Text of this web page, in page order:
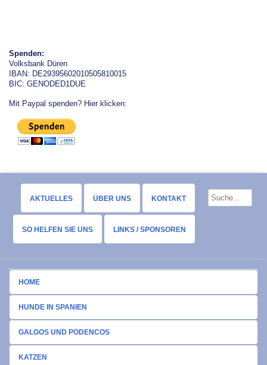
Spenden:
Volksbank Düren
IBAN: DE29395602010505810015
BIC: GENODED1DUE
Mit Paypal spenden? Hier klicken:
AKTUELLES ÜBER UNS KONTAKT
SO HELFEN SIE UNS LINKS / SPONSOREN
HOME
HUNDE IN SPANIEN
GALGOS UND PODENCOS
KATZEN